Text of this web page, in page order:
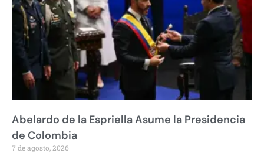
Abelardo de la Espriella Asume la Presidencia
de Colombia
7 de agosto, 2026